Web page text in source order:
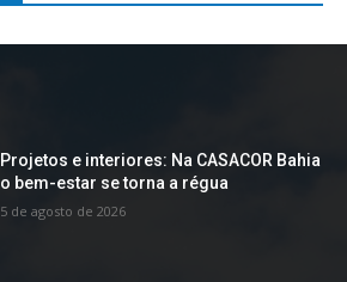
Projetos e interiores: Na CASACOR Bahia
o bem-estar se torna a régua
5 de agosto de 2026